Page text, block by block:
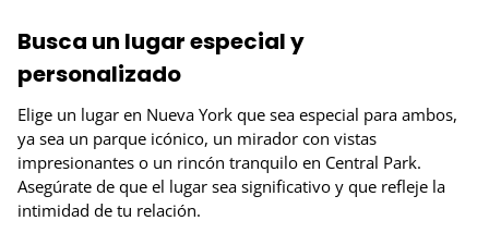
Busca un lugar especial y
personalizado
Elige un lugar en Nueva York que sea especial para ambos,
ya sea un parque icónico, un mirador con vistas
impresionantes o un rincón tranquilo en Central Park.
Asegúrate de que el lugar sea significativo y que refleje la
intimidad de tu relación.